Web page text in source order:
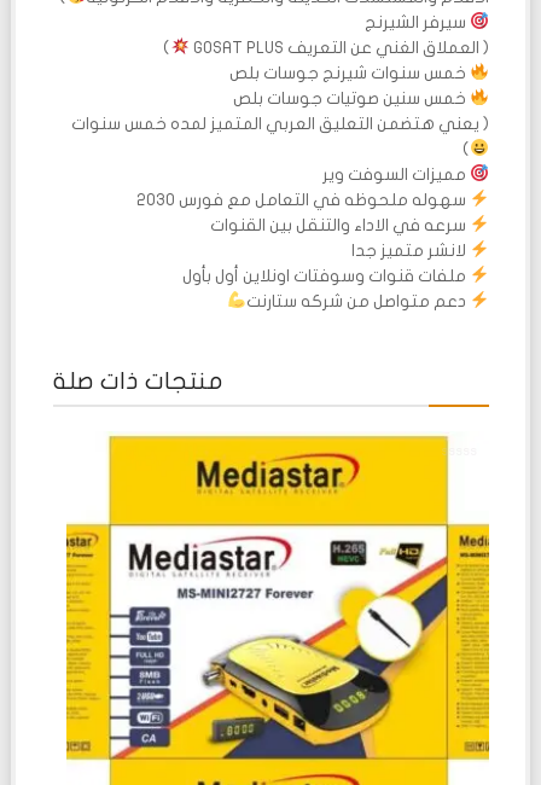
سيرفر الشيرنج
( العملاق الغني عن التعريف GOSAT PLUS
)
خمس سنوات شيرنج جوسات بلص
خمس سنين صوتيات جوسات بلص
( يعني هتضمن التعليق العربي المتميز لمده خمس سنوات
)
مميزات السوفت وير
سهوله ملحوظه في التعامل مع فورس 2030
سرعه في الاداء والتنقل بين القنوات
لانشر متميز جدا
ملفات قنوات وسوفتات اونلاين أول بأول
دعم متواصل من شركه ستارنت
منتجات ذات صلة
5